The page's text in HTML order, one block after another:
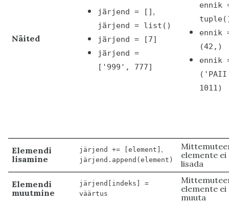
Näited
järjend = [] ,
järjend = list()
järjend = [7]
järjend =
['999', 777]
ennik
ennik
(42,)
ennik
1011)
Elemendi
lisamine
järjend += [element] ,
järjend.append(element)
elemente ei
lisada
Elemendi
muutmine
järjend[indeks] =
väärtus
elemente ei
muuta